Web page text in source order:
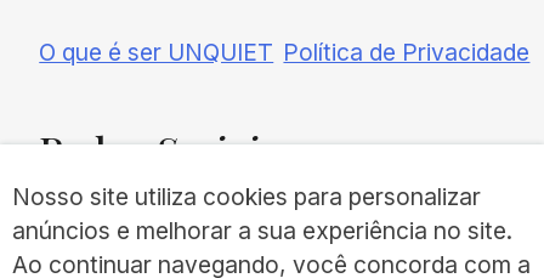
O que é ser UNQUIET Política de Privacidade
RedesSociais
Nosso site utiliza cookies para personalizar
anúncios e melhorar a sua experiência no site.
Ao continuar navegando, você concorda com a